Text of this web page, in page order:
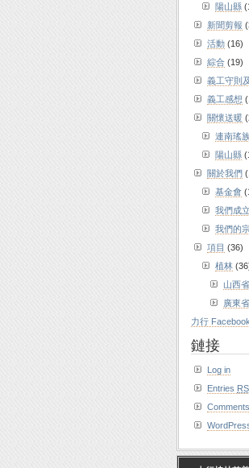
陽山縣
新聞剪報
活動 (16)
綜合 (19)
義工守則
義工感想
關懷送暖
連南瑤
陽山縣
關於我們
基金會
我們成
我們的
項目 (36)
植林
山西
廣東
力行
鏈接
Log in
Entries
Comments